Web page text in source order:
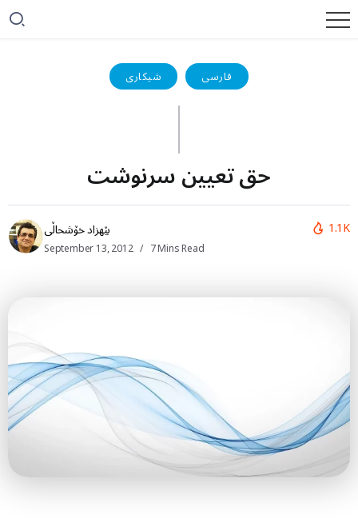
شیکاری فارسی
حق تعيين سرنوشت
بێهزاد خۆشحاڵی
September 13, 2012 7 Mins Read
1.1K